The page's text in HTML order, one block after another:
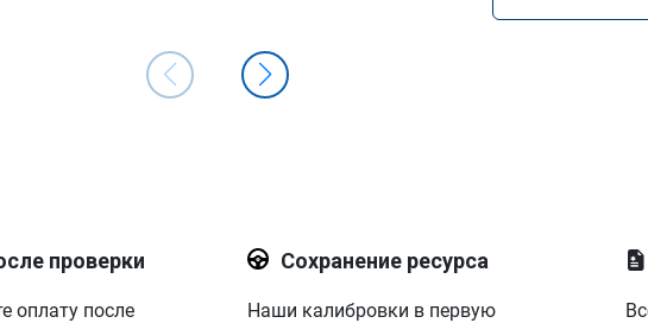
проверки
оплату после
Сохранение ресурса
Наши калибровки в первую